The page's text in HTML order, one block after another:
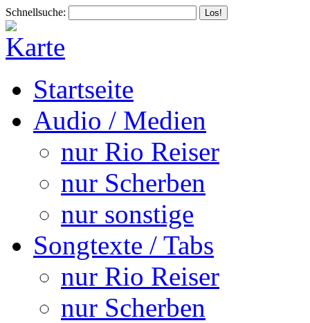
Schnellsuche:
Startseite
Audio / Medien
nur Rio Reiser
nur Scherben
nur sonstige
Songtexte / Tabs
nur Rio Reiser
nur Scherben